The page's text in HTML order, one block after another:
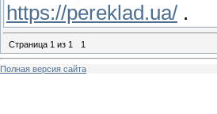
https://pereklad.ua/ .
Страница 1 из 1 1
Полная версия сайта